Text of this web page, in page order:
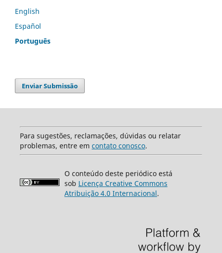
English
Español
Português
Enviar Submissão
Para sugestões, reclamações, dúvidas ou relatar
problemas, entre em contato conosco.
O conteúdo deste periódico está
sob Licença Creative Commons
Atribuição 4.0 Internacional.